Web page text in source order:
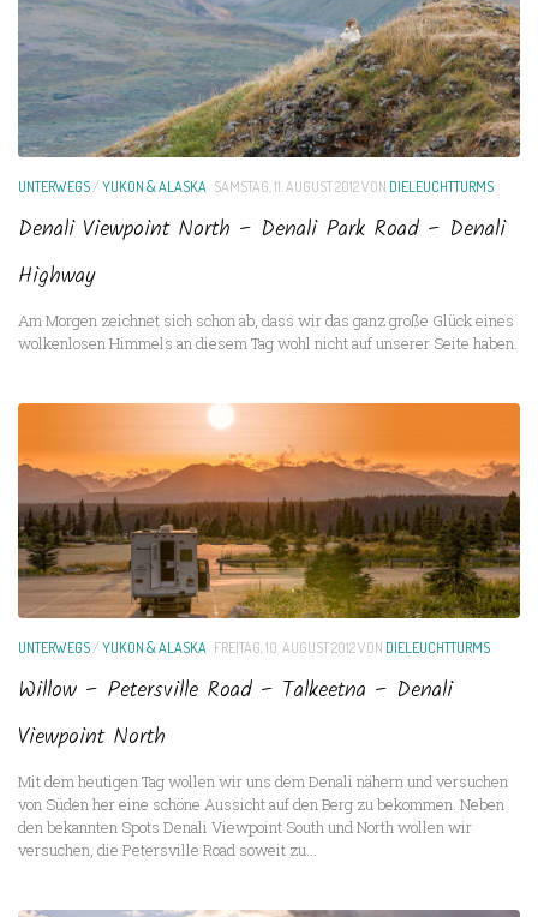
UNTERWEGS/YUKON & ALASKA SAMSTAG, 11. AUGUST 2012VON DIELEUCHTTURMS
Denali Viewpoint North – Denali Park Road – Denali
Highway
Am Morgen zeichnet sich schon ab, dass wir das ganz große Glück eines
wolkenlosen Himmels an diesem Tag wohl nicht auf unserer Seite haben.
UNTERWEGS/YUKON & ALASKA FREITAG, 10. AUGUST 2012VON DIELEUCHTTURMS
Willow – Petersville Road – Talkeetna – Denali
Viewpoint North
Mit dem heutigen Tag wollen wir uns dem Denali nähern und versuchen
von Süden her eine schöne Aussicht auf den Berg zu bekommen. Neben
den bekannten Spots Denali Viewpoint South und North wollen wir
versuchen, die Petersville Road soweit zu...